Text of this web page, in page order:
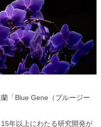
「Blue Gene（ブルージー
年以上にわたる研究開発が